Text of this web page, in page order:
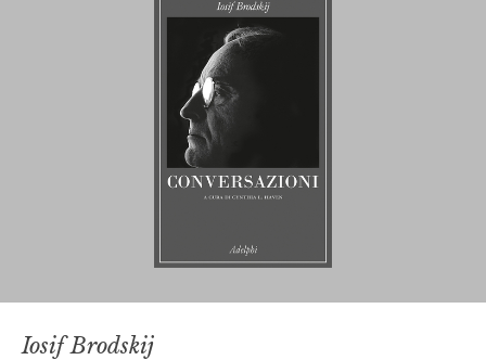
Iosif Brodskij